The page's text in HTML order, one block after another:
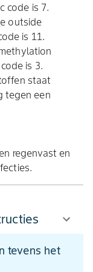
code is 7.
outside
is 11.
is 3.
staat
tegen een
regenvast en
tevens het